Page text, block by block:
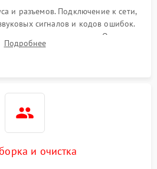
и разъемов. Подключение к сети,
сигналов и кодов ошибок.
выходного напряжения. Оценка
основного питания без
Подробнее
и очистка